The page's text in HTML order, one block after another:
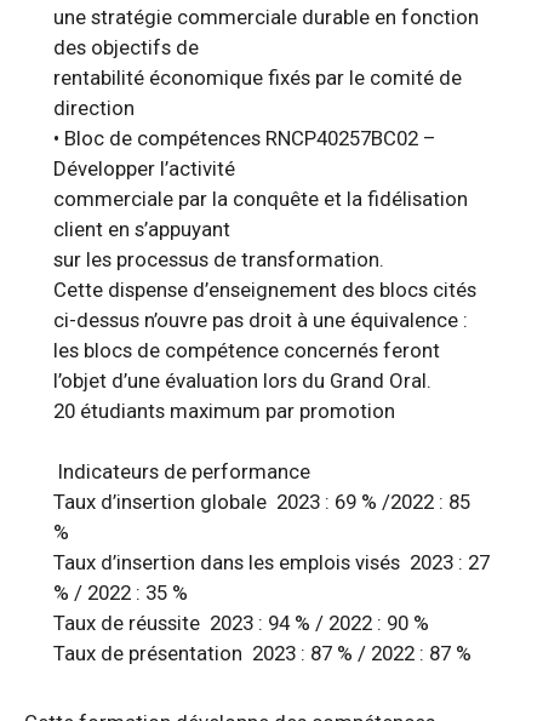
une stratégie commerciale durable en fonction
des objectifs de
rentabilité économique fixés par le comité de
direction
• Bloc de compétences RNCP40257BC02 –
Développer l’activité
commerciale par la conquête et la fidélisation
client en s’appuyant
sur les processus de transformation.
Cette dispense d’enseignement des blocs cités
ci-dessus n’ouvre pas droit à une équivalence :
les blocs de compétence concernés feront
l’objet d’une évaluation lors du Grand Oral.
20 étudiants maximum par promotion
Indicateurs de performance
Taux d’insertion globale 2023 : 69 % /2022 : 85
%
Taux d’insertion dans les emplois visés 2023 : 27
% / 2022 : 35 %
Taux de réussite 2023 : 94 % / 2022 : 90 %
Taux de présentation 2023 : 87 % / 2022 : 87 %